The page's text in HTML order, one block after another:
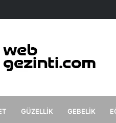
GÜZELLIK GEBELIK